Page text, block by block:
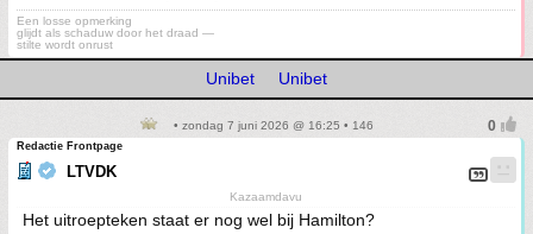
Een losse opmerking
glijdt als schaduw door het draad —
stilte wordt onrust
Unibet Unibet
• zondag 7 juni 2026 @ 16:25 • 146
Redactie Frontpage
LTVDK
Kazaamdavu
Het uitroepteken staat er nog wel bij Hamilton?